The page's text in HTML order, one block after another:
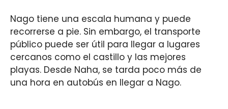
Nago tiene una escala humana y puede
recorrerse a pie. Sin embargo, el transporte
público puede ser útil para llegar a lugares
cercanos como el castillo y las mejores
playas. Desde Naha, se tarda poco más de
una hora en autobús en llegar a Nago.